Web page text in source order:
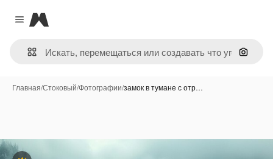
Close menu
Magnific
Поиск
Главная/Стоковый/Фотографии/замок в тумане с отр…